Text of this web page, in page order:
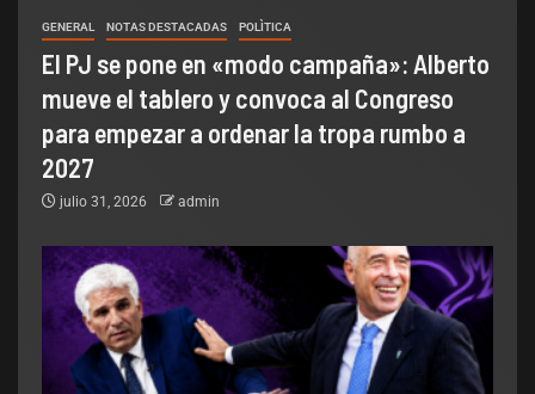
GENERAL NOTAS DESTACADAS POLÌTICA
El PJ se pone en «modo campaña»: Alberto
mueve el tablero y convoca al Congreso
para empezar a ordenar la tropa rumbo a
2027
julio 31, 2026 admin